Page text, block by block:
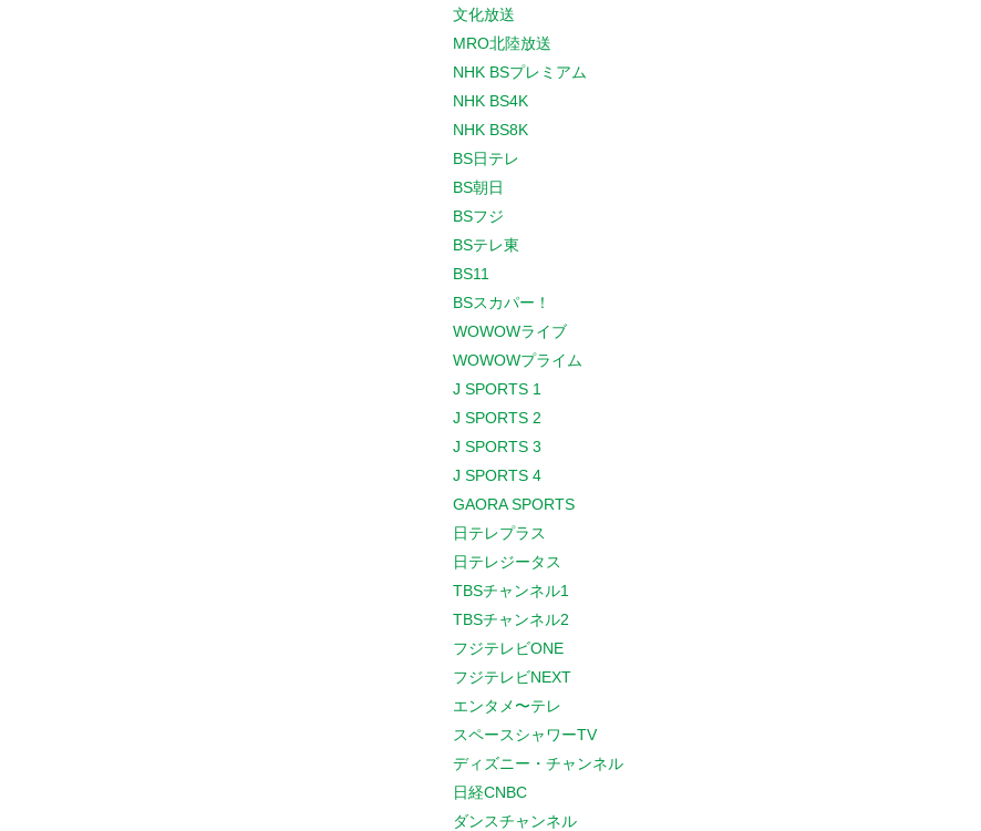
文化放送
MRO北陸放送
NHK BSプレミアム
NHK BS4K
NHK BS8K
BS日テレ
BS朝日
BSフジ
BSテレ東
BS11
BSスカパー！
WOWOWライブ
WOWOWプライム
J SPORTS 1
J SPORTS 2
J SPORTS 3
J SPORTS 4
GAORA SPORTS
日テレプラス
日テレジータス
TBSチャンネル1
TBSチャンネル2
フジテレビONE
フジテレビNEXT
エンタメ〜テレ
スペースシャワーTV
ディズニー・チャンネル
日経CNBC
ダンスチャンネル